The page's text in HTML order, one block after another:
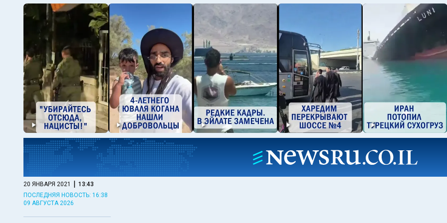
20 ЯНВАРЯ 2021 | 13:43
ПОСЛЕДНЯЯ НОВОСТЬ: 16:38
09 АВГУСТА 2026